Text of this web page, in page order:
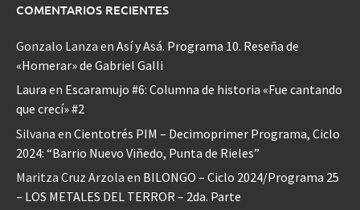
COMENTARIOS RECIENTES
Gonzalo Lanza en Así y Asá. Programa 10. Reseña de
«Homerar» de Gabriel Galli
Laura en Escaramujo #6: Columna de historia «Fue cantando
que crecí» #2
Silvana en Cientotrés PIM – Decimoprimer Programa, Ciclo
2024: “Barrio Nuevo Viñedo, Punta de Rieles”
Maritza Cruz Arzola en BILONGO – Ciclo 2024/Programa 25
– LOS METALES DEL TERROR – 2da. Parte